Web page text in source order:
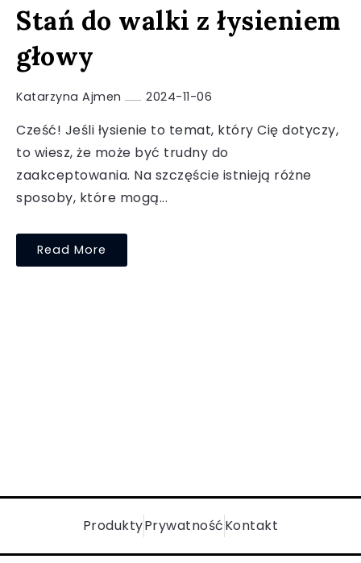
Stań do walki z łysieniem
głowy
Katarzyna Ajmen 2024-11-06
Cześć! Jeśli łysienie to temat, który Cię dotyczy,
to wiesz, że może być trudny do
zaakceptowania. Na szczęście istnieją różne
sposoby, które mogą...
Read More
ProduktyPrywatnośćKontakt